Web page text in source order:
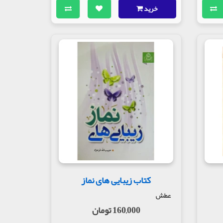
از گناهان و فساد و در آینده می شود.
» با سه سند نقل می کند که به نظر صاحب این
قرآن را یادآور می شویم که اهمیت نماز از آن به
صَلَاتِهِمْ یُحَافِظُونَ* اُولئِکَ فی جَّناتٍ مُکْرَمُونَ»
مگر نمازگزاران، آنان که بر نمازشان مداومت
انسان می داند که البته قرآن این صفت را فقط
خرید
کتاب زیبایی های نماز
عطش
160,000 تومان